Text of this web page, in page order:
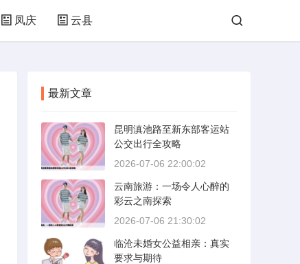
凤庆 云县
最新文章
昆明滇池路至新东部客运站
公交出行全攻略
2026-07-06 22:00:02
云南旅游：一场令人心醉的
彩云之南探索
2026-07-06 21:30:02
临沧未婚女公益相亲：真实
要求与期待